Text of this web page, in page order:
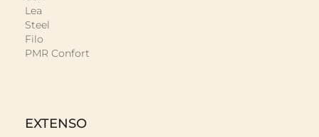
Lea
Steel
Filo
PMR Confort
EXTENSO